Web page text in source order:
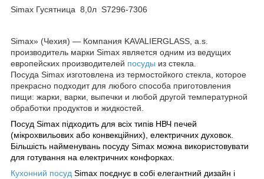
Simax Гусятница 8,0л S7296-7306
Simax» (Чехия) — Компания KAVALIERGLASS, a.s.
производитель марки Simax является одним из ведущих
европейских производителей посуды из стекла.
Посуда Simax изготовлена из термостойкого стекла, которое
прекрасно подходит для любого способа приготовления
пищи: жарки, варки, выпечки и любой другой температурной
обработки продуктов и жидкостей.
Посуд Simax підходить для всіх типів НВЧ печей
(мікрохвильових або конвекційних), електричних духовок.
Більшість найменувань посуду Simax можна використовувати
для готування на електричних конфорках.
Кухонний посуд Simax поєднує в собі елегантний дизайн і